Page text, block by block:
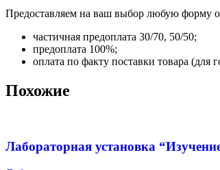
Предоставляем на ваш выбор любую форму
частичная предоплата 30/70, 50/50;
предоплата 100%;
оплата по факту поставки товара (для
Похожие
Лабораторная установка